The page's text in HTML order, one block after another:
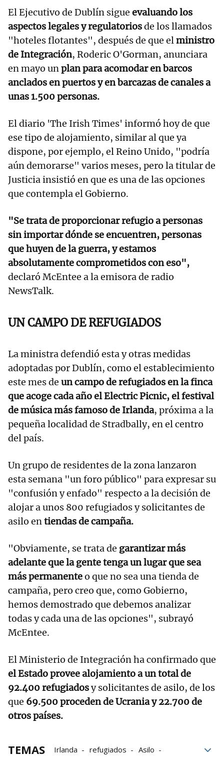
El Ejecutivo de Dublín sigue evaluando los
aspectos legales y regulatoriosde los llamados
"hoteles flotantes", después de que elministro
de Integración, Roderic O'Gorman, anunciara
en mayo unplan para acomodar en barcos
anclados en puertos y en barcazas de canales a
unas 1.500 personas.
El diario 'The Irish Times' informó hoy de que
ese tipo de alojamiento, similar al que ya
dispone, por ejemplo, el Reino Unido, "podría
aún demorarse" varios meses, pero la titular de
Justicia insistió en que es una de las opciones
que contempla el Gobierno.
"Se trata de proporcionar refugio a personas
sin importar dónde se encuentren, personas
que huyen de la guerra, y estamos
absolutamente comprometidos con eso",
declaró McEntee a la emisora de radio
NewsTalk.
UN CAMPO DE REFUGIADOS
La ministra defendió esta y otras medidas
adoptadas por Dublín, como el establecimiento
este mes de un campo de refugiados en la finca
que acoge cada año el Electric Picnic, el festival
de música más famoso de Irlanda, próxima a la
pequeña localidad de Stradbally, en el centro
del país.
Un grupo de residentes de la zona lanzaron
esta semana "un foro público" para expresar su
"confusión y enfado" respecto a la decisión de
alojar a unos 800 refugiados y solicitantes de
asilo entiendas de campaña.
"Obviamente, se trata de garantizar más
adelante que la gente tenga un lugar que sea
más permanenteo que no sea una tienda de
campaña, pero creo que, como Gobierno,
hemos demostrado que debemos analizar
todas y cada una de las opciones", subrayó
McEntee.
El Ministerio de Integración ha confirmado que
el Estado provee alojamiento a un total de
92.400 refugiadosy solicitantes de asilo, de los
que 69.500 proceden de Ucrania y 22.700 de
otros países.
TEMAS Irlanda refugiados
Asilo